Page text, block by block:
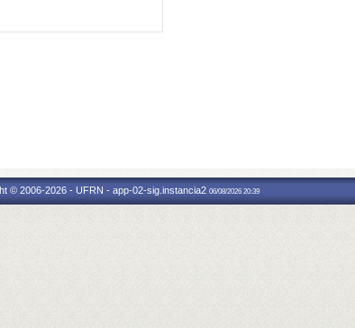
© 2006-2026 - UFRN - app-02-sig.instancia2 06/08/2026 20:39